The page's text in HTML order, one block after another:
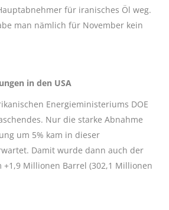
für iranisches Öl weg.
man nämlich für November kein
in den USA
Energieministeriums DOE
Nur die starke Abnahme
um 5% kam in dieser
Damit wurde dann auch der
+1,9 Millionen Barrel (302,1 Millionen